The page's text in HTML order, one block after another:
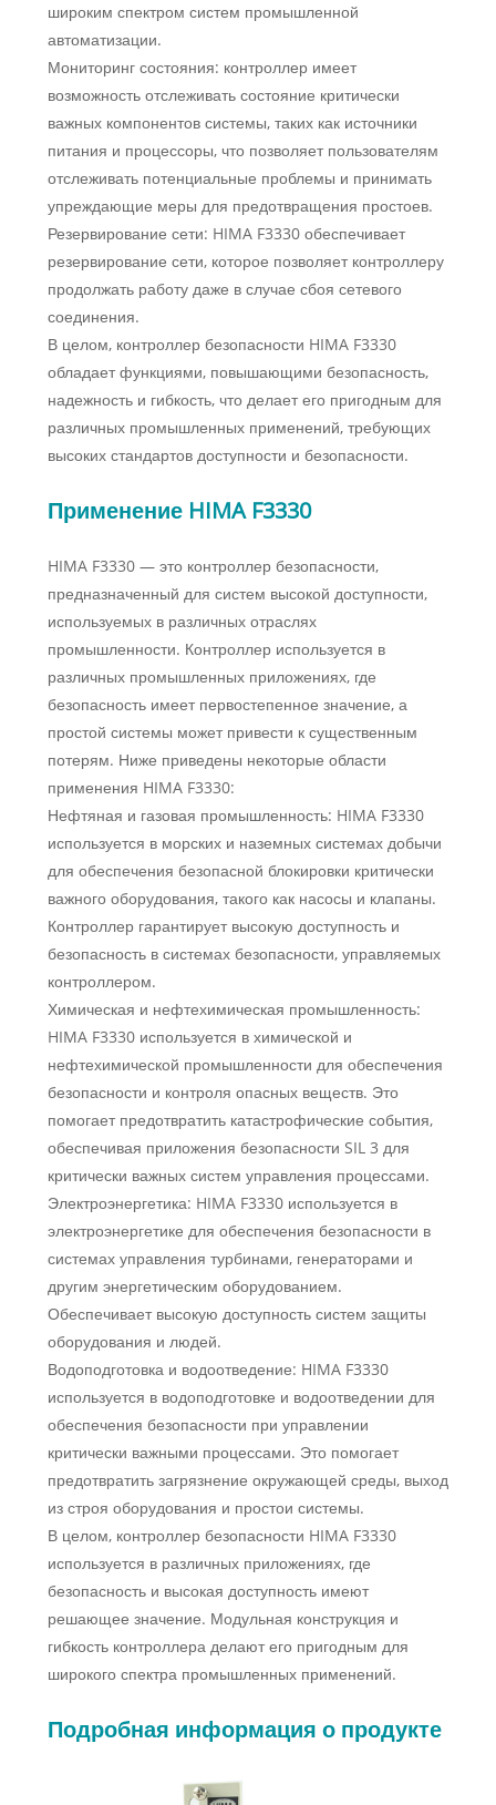
широким спектром систем промышленной
автоматизации.
Мониторинг состояния: контроллер имеет
возможность отслеживать состояние критически
важных компонентов системы, таких как источники
питания и процессоры, что позволяет пользователям
отслеживать потенциальные проблемы и принимать
упреждающие меры для предотвращения простоев.
Резервирование сети: HIMA F3330 обеспечивает
резервирование сети, которое позволяет контроллеру
продолжать работу даже в случае сбоя сетевого
соединения.
В целом, контроллер безопасности HIMA F3330
обладает функциями, повышающими безопасность,
надежность и гибкость, что делает его пригодным для
различных промышленных применений, требующих
высоких стандартов доступности и безопасности.
Применение HIMA F3330
HIMA F3330 — это контроллер безопасности,
предназначенный для систем высокой доступности,
используемых в различных отраслях
промышленности. Контроллер используется в
различных промышленных приложениях, где
безопасность имеет первостепенное значение, а
простой системы может привести к существенным
потерям. Ниже приведены некоторые области
применения HIMA F3330:
Нефтяная и газовая промышленность: HIMA F3330
используется в морских и наземных системах добычи
для обеспечения безопасной блокировки критически
важного оборудования, такого как насосы и клапаны.
Контроллер гарантирует высокую доступность и
безопасность в системах безопасности, управляемых
контроллером.
Химическая и нефтехимическая промышленность:
HIMA F3330 используется в химической и
нефтехимической промышленности для обеспечения
безопасности и контроля опасных веществ. Это
помогает предотвратить катастрофические события,
обеспечивая приложения безопасности SIL 3 для
критически важных систем управления процессами.
Электроэнергетика: HIMA F3330 используется в
электроэнергетике для обеспечения безопасности в
системах управления турбинами, генераторами и
другим энергетическим оборудованием.
Обеспечивает высокую доступность систем защиты
оборудования и людей.
Водоподготовка и водоотведение: HIMA F3330
используется в водоподготовке и водоотведении для
обеспечения безопасности при управлении
критически важными процессами. Это помогает
предотвратить загрязнение окружающей среды, выход
из строя оборудования и простои системы.
В целом, контроллер безопасности HIMA F3330
используется в различных приложениях, где
безопасность и высокая доступность имеют
решающее значение. Модульная конструкция и
гибкость контроллера делают его пригодным для
широкого спектра промышленных применений.
Подробная информация о продукте